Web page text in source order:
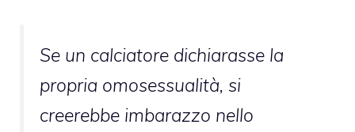
Se un calciatore dichiarasse la
propria omosessualità, si
creerebbe imbarazzo nello